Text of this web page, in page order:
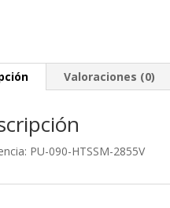
Valoraciones (0)
PU-090-HTSSM-2855V